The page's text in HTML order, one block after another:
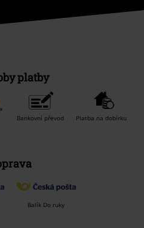
platby
Bankovní převod Platba na dobírku
Balík Do ruky